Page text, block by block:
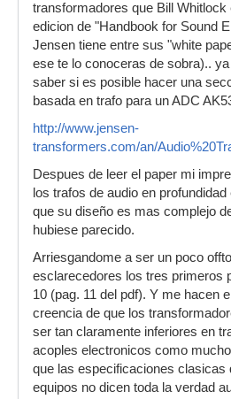
transformadores que Bill
edicion de "Handbook for Sound
Jensen tiene entre sus "white
ese te lo conoceras de sobra)..
saber si es posible hacer una
basada en trafo para un ADC
http://www.jensen-
transformers.com/an/
Despues de leer el paper mi
los trafos de audio en
que su diseño es mas complejo
hubiese parecido.
Arriesgandome a ser un poco
esclarecedores los tres primeros
10 (pag. 11 del pdf). Y me hacen
creencia de que los
ser tan claramente inferiores en
acoples electronicos como
que las especificaciones clasicas
equipos no dicen toda la verdad